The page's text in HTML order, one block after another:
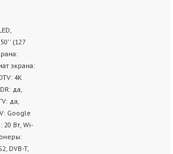
(127
экрана:
4K
да,
да,
Google
20 Вт, Wi-
DVB-T,